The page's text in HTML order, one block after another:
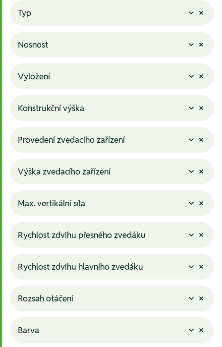
Typ
Nosnost
Vyložení
Konstrukční výška
Provedení zvedacího zařízení
Výška zvedacího zařízení
Max. vertikální síla
Rychlost zdvihu přesného zvedáku
Rychlost zdvihu hlavního zvedáku
Rozsah otáčení
Barva